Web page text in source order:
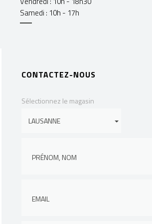
Samedi : 10h - 17h
CONTACTEZ-NOUS
Sélectionnez le magasin